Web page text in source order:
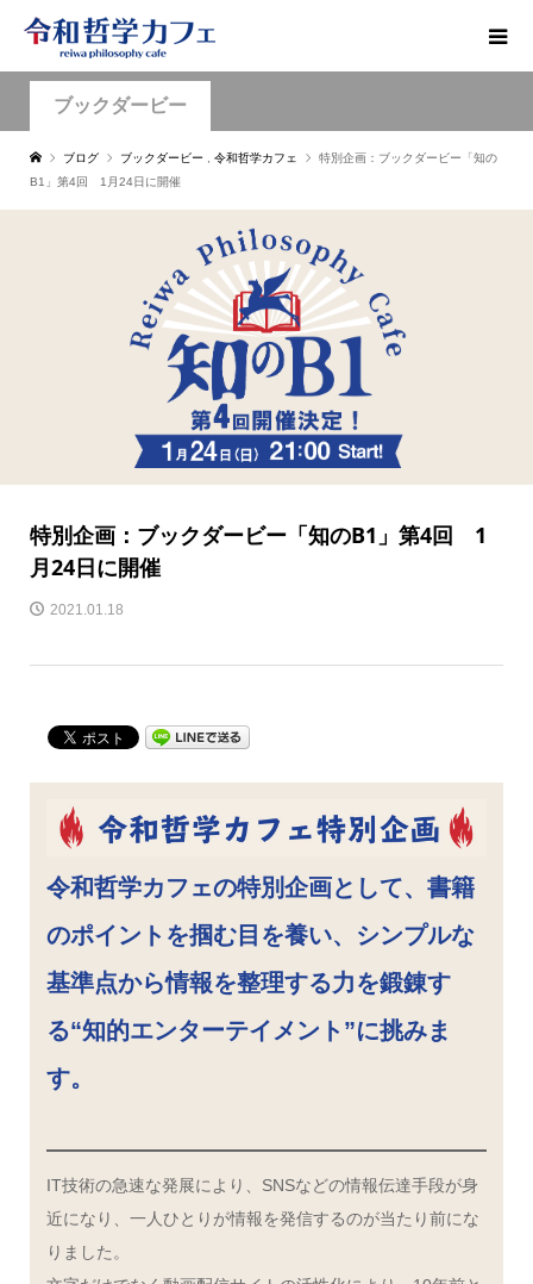
ブックダービー
ブログ ブックダービー 令和哲学カフェ
特別企画：ブックダービー「知の
B1」第4回 1月24日に開催
特別企画：ブックダービー「知のB1」第4回 1
月24日に開催
2021.01.18
令和哲学カフェの特別企画として、書籍
のポイントを掴む目を養い、シンプルな
基準点から情報を整理する力を鍛錬す
る“知的エンターテイメント”に挑みま
す。
IT技術の急速な発展により、SNSなどの情報伝達手段が身
近になり、一人ひとりが情報を発信するのが当たり前にな
りました。